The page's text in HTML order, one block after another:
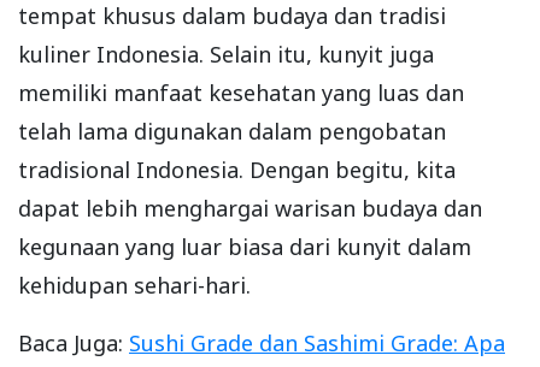
tempat khusus dalam budaya dan tradisi
kuliner Indonesia. Selain itu, kunyit juga
memiliki manfaat kesehatan yang luas dan
telah lama digunakan dalam pengobatan
tradisional Indonesia. Dengan begitu, kita
dapat lebih menghargai warisan budaya dan
kegunaan yang luar biasa dari kunyit dalam
kehidupan sehari-hari.
Baca Juga: Sushi Grade dan Sashimi Grade: Apa